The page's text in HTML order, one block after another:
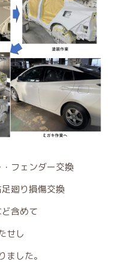
フェンダー交換
廻り損傷交換
含めて
せし
ました。